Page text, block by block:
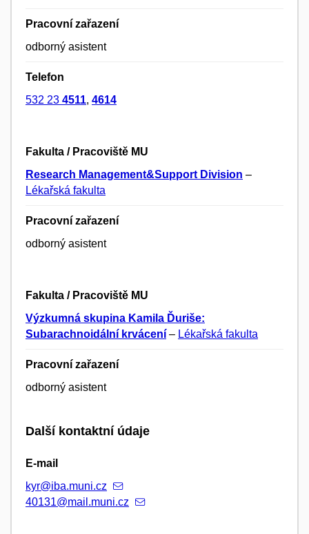
Pracovní zařazení
odborný asistent
Telefon
532 23 4511, 4614
Fakulta / Pracoviště MU
Research Management&Support Division –
Lékařská fakulta
Pracovní zařazení
odborný asistent
Fakulta / Pracoviště MU
Výzkumná skupina Kamila Ďuriše:
Subarachnoidální krvácení – Lékařská fakulta
Pracovní zařazení
odborný asistent
Další kontaktní údaje
E-mail
kyr@iba.muni.cz
40131@mail.muni.cz